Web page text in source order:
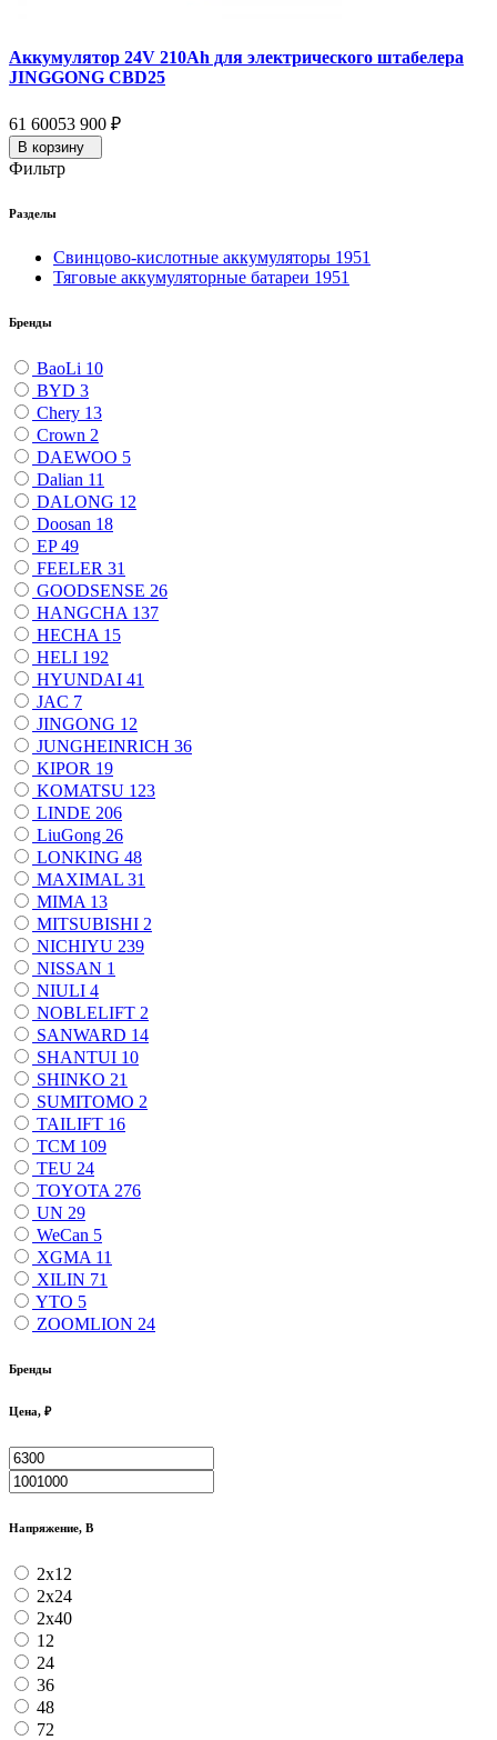
Аккумулятор 24V 210Ah для электрического штабелера
JINGGONG CBD25
61 60053 900 ₽
В корзину
Фильтр
Разделы
Свинцово-кислотные аккумуляторы 1951
Тяговые аккумуляторные батареи 1951
Бренды
BaoLi 10
BYD 3
Chery 13
Crown 2
DAEWOO 5
Dalian 11
DALONG 12
Doosan 18
EP49
FEELER 31
GOODSENSE 26
HANGCHA 137
HECHA 15
HELI 192
HYUNDAI 41
JAC 7
JINGONG 12
JUNGHEINRICH 36
KIPOR 19
KOMATSU 123
LINDE 206
LiuGong 26
LONKING 48
MAXIMAL 31
MIMA 13
MITSUBISHI 2
NICHIYU 239
NISSAN 1
NIULI 4
NOBLELIFT 2
SANWARD 14
SHANTUI 10
SHINKO 21
SUMITOMO 2
TAILIFT 16
TCM 109
TEU 24
TOYOTA 276
UN 29
WeCan 5
XGMA 11
XILIN 71
YTO 5
ZOOMLION 24
Бренды
Цена, ₽
Напряжение, В
2x12
2x24
2x40
12
24
36
48
72